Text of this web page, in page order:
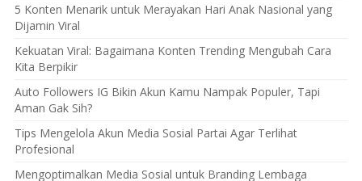
5 Konten Menarik untuk Merayakan Hari Anak Nasional yang
Dijamin Viral
Kekuatan Viral: Bagaimana Konten Trending Mengubah Cara
Kita Berpikir
Auto Followers IG Bikin Akun Kamu Nampak Populer, Tapi
Aman Gak Sih?
Tips Mengelola Akun Media Sosial Partai Agar Terlihat
Profesional
Mengoptimalkan Media Sosial untuk Branding Lembaga